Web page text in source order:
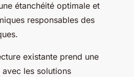
étanchéité optimale et
responsables des
existante prend une
les solutions